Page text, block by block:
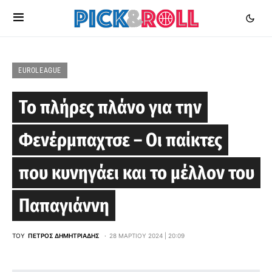
EUROLEAGUE
Το πλήρες πλάνο για την
Φενέρμπαχτσε – Οι παίκτες
που κυνηγάει και το μέλλον του
Παπαγιάννη
ΤΟΥ ΠΈΤΡΟΣ ΔΗΜΗΤΡΙΆΔΗΣ 28 ΜΑΡΤΊΟΥ 2024 | 20:09